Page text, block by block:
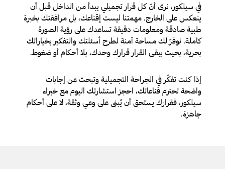
في سيلكور، نرى أنّ كل قرار تجميلي يبدأ من الداخل قبل أن
ينعكس على الخارج. مهمتنا ليست إقناعك، بل مرافقتك بخبرة
طبية صادقة ومعلومات دقيقة تساعدك على رؤية الصورة
كاملة. نوفرّ لك مساحة آمنة لطرح أسئلتك والتفكير بخياراتك
بحرية، بحيث يبقى القرار قرارك وحدك، بلا أحكام أو ضغوط.
إذا كنت تفكّر في الجراحة التجميلية وتبحث عن إجابات
واضحة تحترم قناعاتك، احجز استشارتك اليوم مع خبراء
سيلكور، فقرارك يستحق أن يُبنى على وعي وثقة، لا على أحكام
جاهزة.